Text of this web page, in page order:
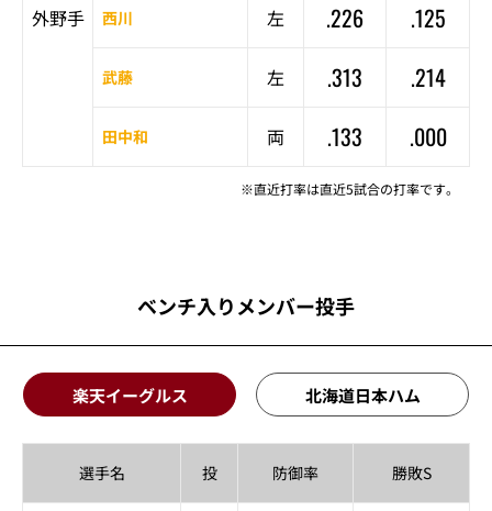
外野手 西川 左 .226 .125
武藤 左 .313 .214
田中和 両 .133 .000
※直近打率は直近5試合の打率です。
ベンチ入りメンバー投手
楽天イーグルス 北海道日本ハム
選手名 投 防御率 勝敗S